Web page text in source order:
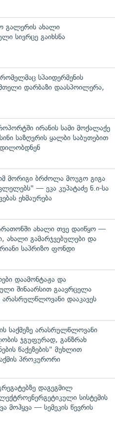
გალერის ახალი
სივრცე გაიხსნა
სპაიდერმენის
დარბაზი დაასპოილერა,
ირანის სამი მოქალაქე
საზღვრის ყალბი საბუთებით
მორიგი ბრძოლა მოუგო გიგა
— ეკა კუპატაძე ნ.ი-სა
ეხმაურება
ახალი თვე დაიწყო —
ახალი გამარჯვებულები და
საპრიზო ფონდი
დაამონტაჟა და
შინაარსით გაავრცელა
დააკავეს
საქმეზე არასრულწლოვანი
ჯგუფურად, განზრახ
წაქეზების" მუხლით
პროკურორი
დაგეგმილ
სისტემის
მოჰყვა — სემეკის წევრის